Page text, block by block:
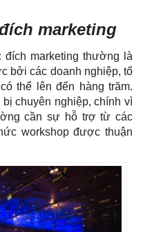
marketing
marketing thường là
bởi các doanh nghiệp, tổ
thể lên đến hàng trăm.
chuyên nghiệp, chính vì
cần sự hỗ trợ từ các
workshop được thuận